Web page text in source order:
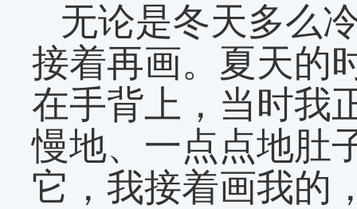
无论是冬天多么
接着再画。夏天的
在手背上，当时我
慢地、一点点地肚
它，我接着画我的